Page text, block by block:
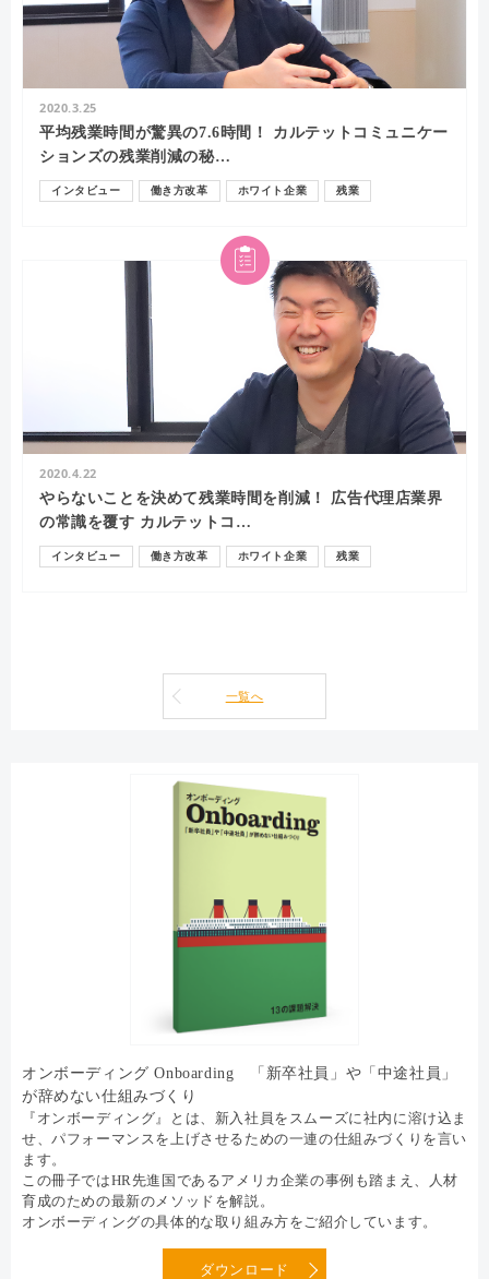
2020.3.25
平均残業時間が驚異の7.6時間！ カルテットコミュニケー
ションズの残業削減の秘…
インタビュー 働き方改革 ホワイト企業 残業
2020.4.22
やらないことを決めて残業時間を削減！ 広告代理店業界
の常識を覆す カルテットコ…
インタビュー 働き方改革 ホワイト企業 残業
一覧へ
オンボーディング Onboarding 「新卒社員」や「中途社員」
が辞めない仕組みづくり
『オンボーディング』とは、新入社員をスムーズに社内に溶け込ま
せ、パフォーマンスを上げさせるための一連の仕組みづくりを言い
ます。
この冊子ではHR先進国であるアメリカ企業の事例も踏まえ、人材
育成のための最新のメソッドを解説。
オンボーディングの具体的な取り組み方をご紹介しています。
ダウンロード